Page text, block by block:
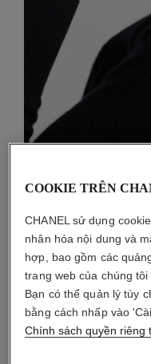
thông tin chi
COOKIE TRÊN
CHANEL sử dụng
nhân hóa nội dung và
hợp, bao gồm các
trang web của chúng
Bạn có thể quản lý tùy
bằng cách nhấp vào
Chính sách quyền riêng